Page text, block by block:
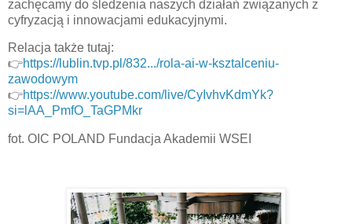
zachęcamy do śledzenia naszych działań związanych z
cyfryzacją i innowacjami edukacyjnymi.
Relacja także tutaj:
👉https://lublin.tvp.pl/832.../rola-ai-w-ksztalceniu-
zawodowym
👉https://www.youtube.com/live/CyIvhvKdmYk?
si=lAA_PmfO_TaGPMkr
fot. OIC POLAND Fundacja Akademii WSEI